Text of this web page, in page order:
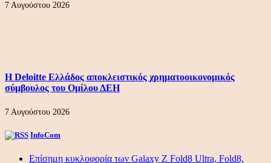
7 Αυγούστου 2026
Η Deloitte Ελλάδος αποκλειστικός χρηματοοικονομικός
σύμβουλος του Ομίλου ΔΕΗ
7 Αυγούστου 2026
InfoCom
Επίσημη κυκλοφορία των Galaxy Z Fold8 Ultra, Fold8,